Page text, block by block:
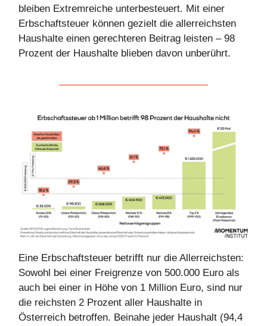
bleiben Extremreiche unterbesteuert. Mit einer
Erbschaftsteuer können gezielt die allerreichsten
Haushalte einen gerechteren Beitrag leisten – 98
Prozent der Haushalte blieben davon unberührt.
Eine Erbschaftsteuer betrifft nur die Allerreichsten:
Sowohl bei einer Freigrenze von 500.000 Euro als
auch bei einer in Höhe von 1 Million Euro, sind nur
die reichsten 2 Prozent aller Haushalte in
Österreich betroffen. Beinahe jeder Haushalt (94,4